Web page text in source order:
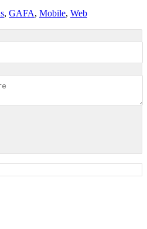
, GAFA, Mobile, Web